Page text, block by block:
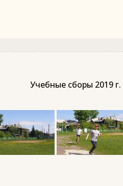
Учебные сборы 2019